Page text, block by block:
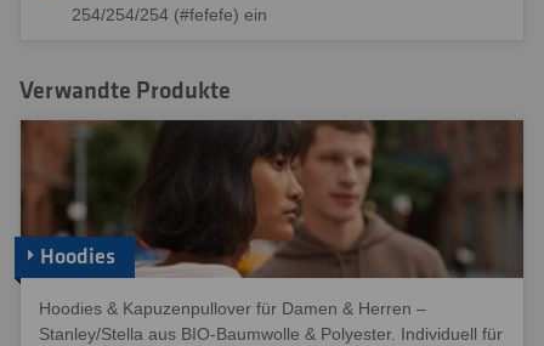
254/254/254 (#fefefe) ein
Verwandte Produkte
Hoodies
Hoodies & Kapuzenpullover für Damen & Herren –
Stanley/Stella aus BIO-Baumwolle & Polyester. Individuell für